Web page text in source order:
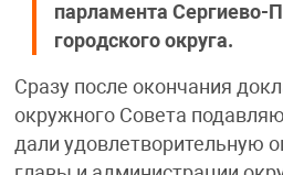
парламента Сергиево-
городского округа.
Сразу после окончания
окружного Совета
дали удовлетворительную